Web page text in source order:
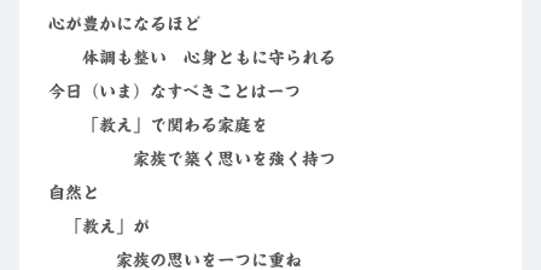
心が豊かになるほど
体調も整い 心身ともに守られる
今日（いま）なすべきことは一つ
「教え」で関わる家庭を
家族で築く思いを強く持つ
自然と
「教え」が
家族の思いを一つに重ね